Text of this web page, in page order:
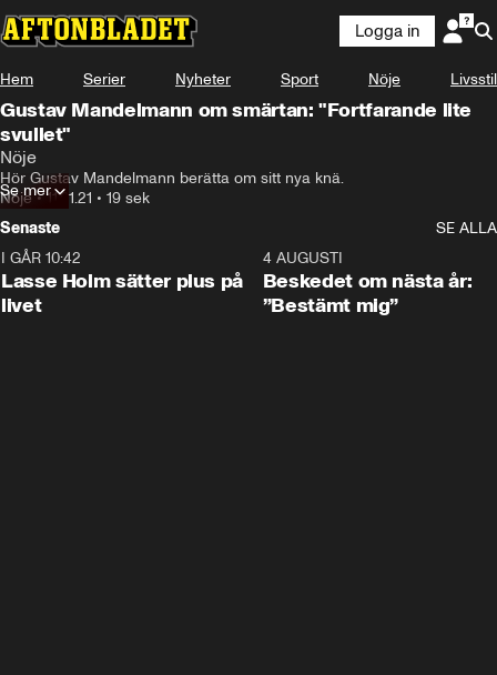
Logga in
Hem Serier Nyheter Sport Nöje Livsstil
Gustav Mandelmann om smärtan: "Fortfarande lite
svullet"
Nöje
Hör Gustav Mandelmann berätta om sitt nya knä.
Nöje•11.01.21 • 19 sek
Se mer
Senaste
SE ALLA
I GÅR 10:42
Lasse Holm sätter plus på
livet
4 AUGUSTI
Beskedet om nästa år:
”Bestämt mig”